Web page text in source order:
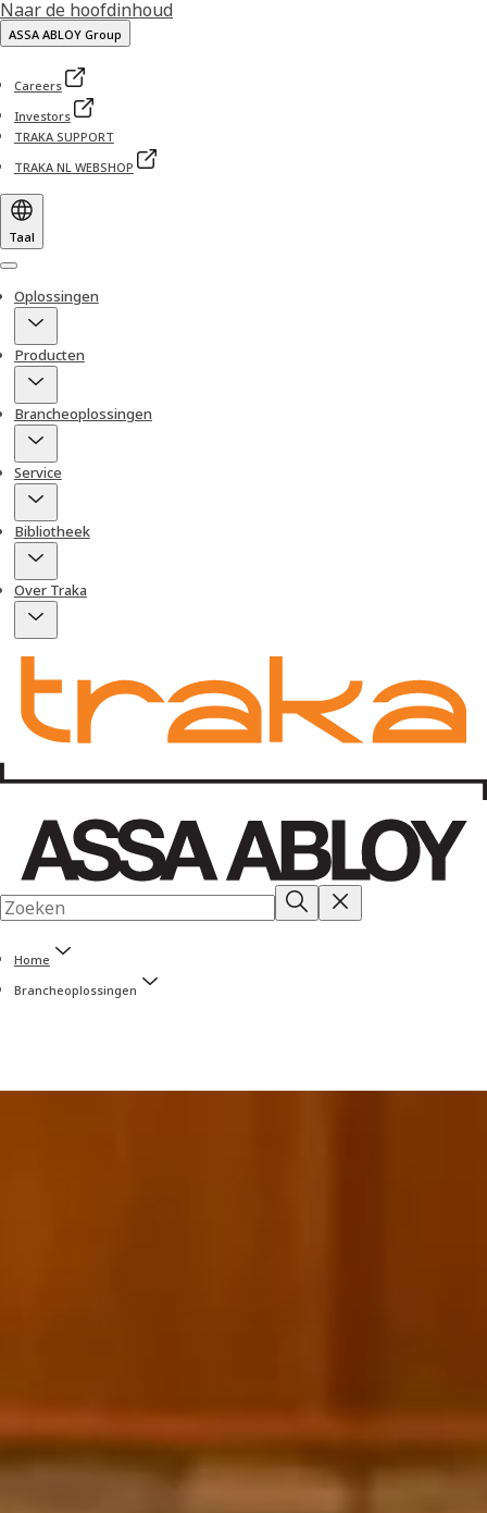
Naar de hoofdinhoud
ASSA ABLOY Group
Careers
Investors
TRAKA SUPPORT
TRAKA NL WEBSHOP
Taal
Menu
Oplossingen
Producten
Brancheoplossingen
Service
Bibliotheek
Over Traka
Home
Brancheoplossingen